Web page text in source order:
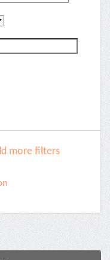
more filters